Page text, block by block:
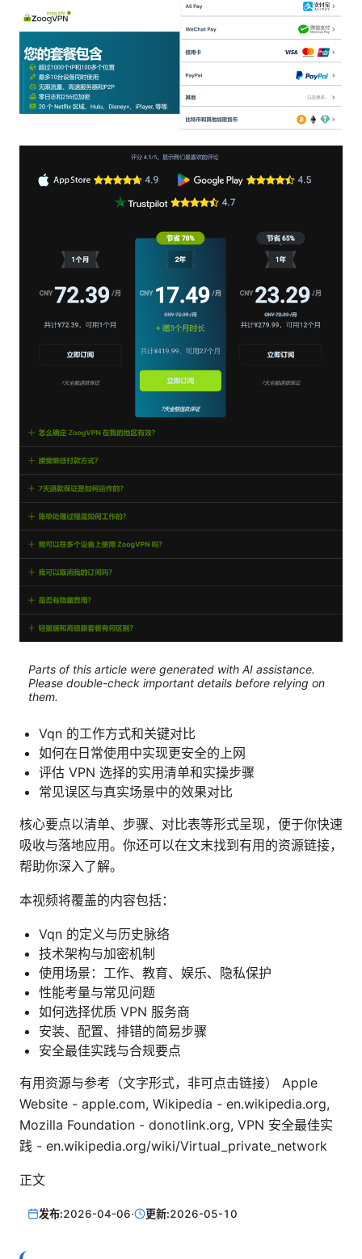
Parts of this article were generated with AI assistance.
Please double-check important details before relying on
them.
Vqn 的工作方式和关键对比
如何在日常使用中实现更安全的上网
评估 VPN 选择的实用清单和实操步骤
常见误区与真实场景中的效果对比
核心要点以清单、步骤、对比表等形式呈现，便于你快速
吸收与落地应用。你还可以在文末找到有用的资源链接，
帮助你深入了解。
本视频将覆盖的内容包括：
Vqn 的定义与历史脉络
技术架构与加密机制
使用场景：工作、教育、娱乐、隐私保护
性能考量与常见问题
如何选择优质 VPN 服务商
安装、配置、排错的简易步骤
安全最佳实践与合规要点
有用资源与参考（文字形式，非可点击链接） Apple
Website - apple.com, Wikipedia - en.wikipedia.org,
Mozilla Foundation - donotlink.org, VPN 安全最佳实
践 - en.wikipedia.org/wiki/Virtual_private_network
正文
发布:2026-04-06· 更新:2026-05-10